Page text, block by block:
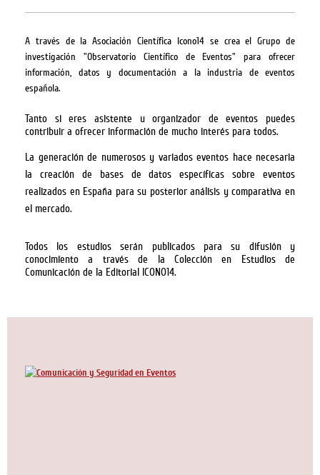
A través de la Asociación Científica Icono14 se crea el Grupo de
investigación "Observatorio Científico de Eventos" para ofrecer
información, datos y documentación a la industria de eventos
española.
Tanto si eres asistente u organizador de eventos puedes
contribuir a ofrecer información de mucho interés para todos.
La generación de numerosos y variados eventos hace necesaria
la creación de bases de datos específicas sobre eventos
realizados en España para su posterior análisis y comparativa en
el mercado.
Todos los estudios serán publicados para su difusión y
conocimiento a través de la Colección en Estudios de
Comunicación de la Editorial ICONO14.